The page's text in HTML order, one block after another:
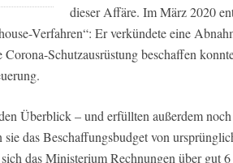
dieser Affäre. Im März 2020
Verfahren“: Er verkündete eine
Schutzausrüstung beschaffen
Überblick – und erfüllten außerdem
das Beschaffungsbudget von
das Ministerium Rechnungen über gut